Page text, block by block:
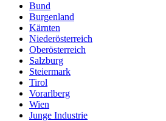
Bund
Burgenland
Kärnten
Niederösterreich
Oberösterreich
Salzburg
Steiermark
Tirol
Vorarlberg
Wien
Junge Industrie